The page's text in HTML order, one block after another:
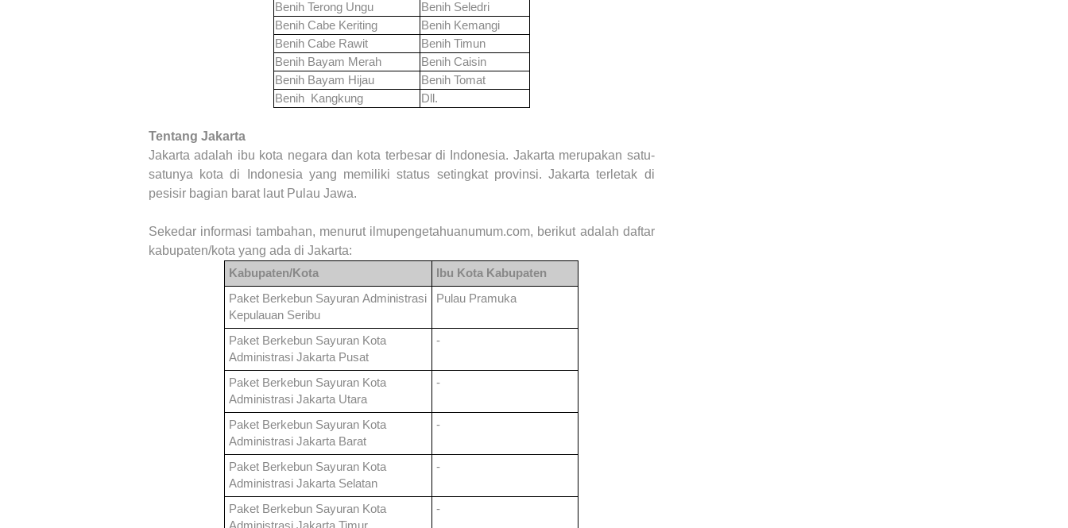
Benih Terong Ungu
Benih Seledri
Benih Cabe Keriting
Benih Kemangi
Benih Cabe Rawit
Benih Timun
Benih Bayam Merah
Benih Caisin
Benih Bayam Hijau
Benih Tomat
Benih Kangkung
Dll.
Tentang Jakarta
Jakarta adalah ibu kota negara dan kota terbesar di Indonesia. Jakarta merupakan satu-
satunya kota di Indonesia yang memiliki status setingkat provinsi. Jakarta terletak di
pesisir bagian barat laut Pulau Jawa.
Sekedar informasi tambahan, menurut ilmupengetahuanumum.com, berikut adalah daftar
kabupaten/kota yang ada di Jakarta:
Kabupaten/Kota
Ibu Kota Kabupaten
Paket Berkebun SayuranAdministrasi
Kepulauan Seribu
Pulau Pramuka
Paket Berkebun Sayuran Kota
Administrasi Jakarta Pusat
-
Paket Berkebun Sayuran Kota
Administrasi Jakarta Utara
-
Paket Berkebun Sayuran Kota
Administrasi Jakarta Barat
-
Paket Berkebun Sayuran Kota
Administrasi Jakarta Selatan
-
Paket Berkebun Sayuran Kota
-